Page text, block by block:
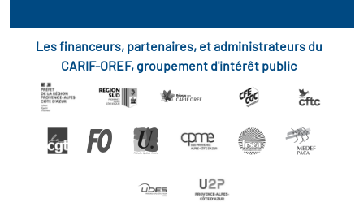
Les financeurs, partenaires, et administrateurs du
CARIF-OREF, groupement d'intérêt public